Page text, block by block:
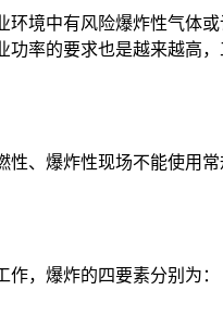
境中有风险爆炸性气体
率的要求也是越来越高
、爆炸性现场不能使用
，爆炸的四要素分别为：